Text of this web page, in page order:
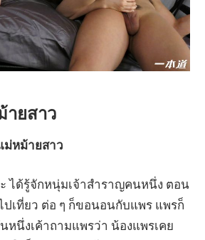
ายสาว
ม่หม้ายสาว
ได้รู้จักหนุ่มเจ้าสำราญคนหนึ่ง ตอน
ปเที่ยว ต่อ ๆ ก็ขอนอนกับแพร แพรก็
หนึ่งเค้าถามแพรว่า น้องแพรเคย